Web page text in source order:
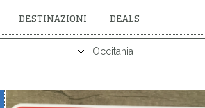
DESTINAZIONI DEALS